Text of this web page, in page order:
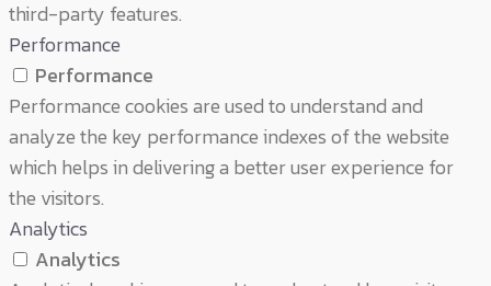
third-party features.
Performance
Performance
Performance cookies are used to understand and
analyze the key performance indexes of the website
which helps in delivering a better user experience for
the visitors.
Analytics
Analytics